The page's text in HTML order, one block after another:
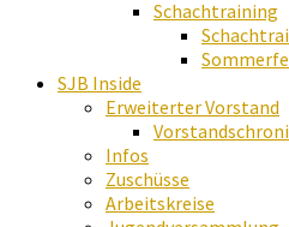
Schachtraining
SJB Inside
Erweiterter Vorstand
Infos
Zuschüsse
Arbeitskreise